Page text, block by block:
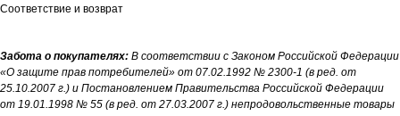
Соответствие и возврат
Забота о покупателях: В соответствии с Законом Российской Федерации
«О защите прав потребителей» от 07.02.1992 № 2300-1 (в ред. от
25.10.2007 г.) и Постановлением Правительства Российской Федерации
от 19.01.1998 № 55 (в ред. от 27.03.2007 г.) непродовольственные товары